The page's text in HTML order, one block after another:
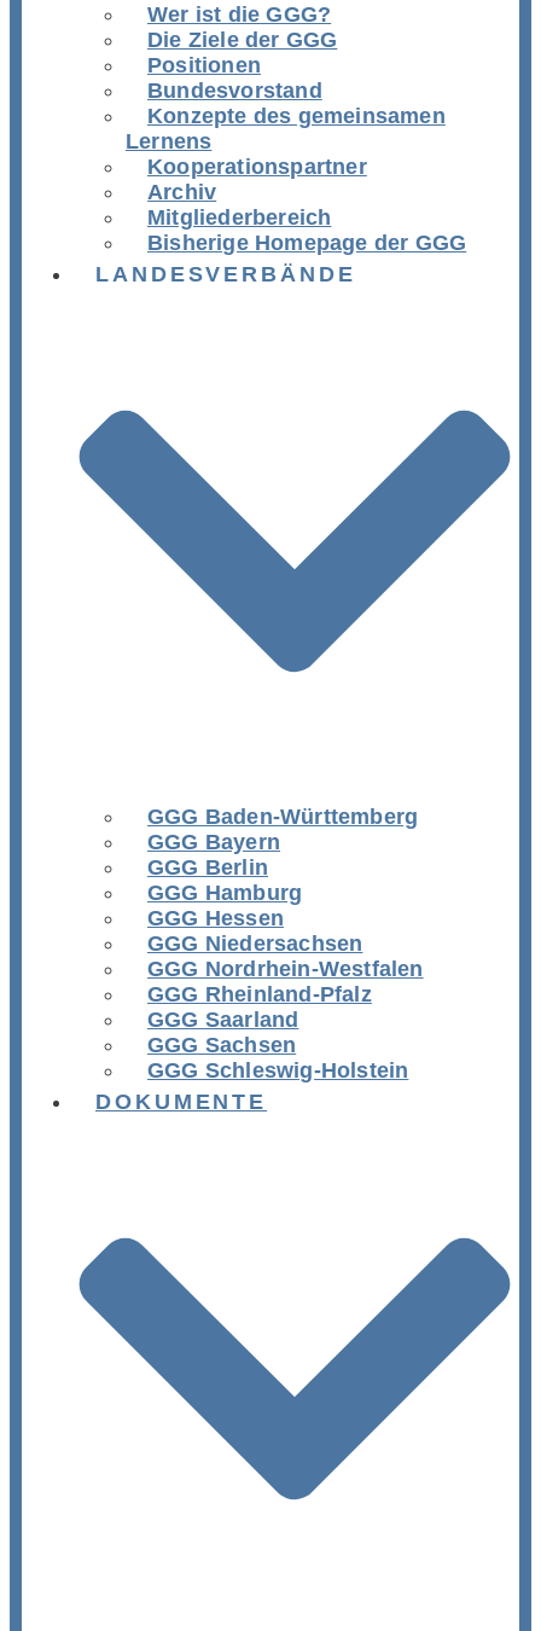
Wer ist die GGG?
Die Ziele der GGG
Positionen
Bundesvorstand
Konzepte des gemeinsamen
Lernens
Kooperationspartner
Archiv
Mitgliederbereich
Bisherige Homepage der GGG
LANDESVERBÄNDE
GGG Baden-Württemberg
GGG Bayern
GGG Berlin
GGG Hamburg
GGG Hessen
GGG Niedersachsen
GGG Nordrhein-Westfalen
GGG Rheinland-Pfalz
GGG Saarland
GGG Sachsen
GGG Schleswig-Holstein
DOKUMENTE